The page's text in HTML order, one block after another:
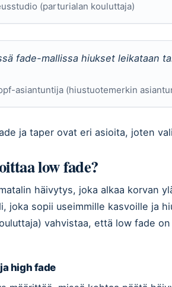
(parturialan kouluttaja)
fade-mallissa hiukset leikataan
asiantuntija (hiustuotemerkin
ja taper ovat eri asioita, joten
low fade?
häivytys, joka alkaa korvan
joka sopii useimmille kasvoille ja
vahvistaa, että low fade
high fade